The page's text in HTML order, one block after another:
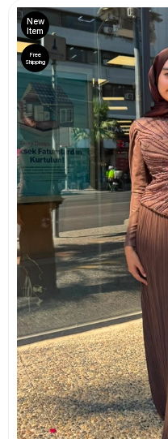
New
Item
Free
Shipping